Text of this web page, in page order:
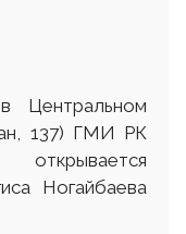
137) ГМИ РК
Ногайбаева